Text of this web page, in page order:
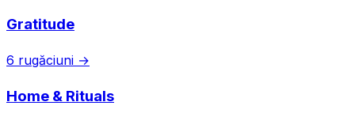
Gratitude
6 rugăciuni →
Home & Rituals